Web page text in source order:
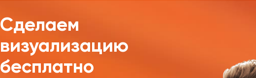
Сделаем
визуализацию
бесплатно